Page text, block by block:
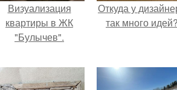
Визуализация
квартиры в ЖК
"Булычев".
Откуда у
так много идей?